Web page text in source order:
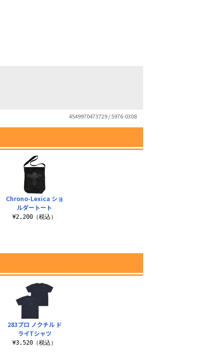
4549970473729 / 5976-0308
Chrono-Lexica ショ
ルダートート
¥2,200（税込）
283プロ ノクチル ド
ライTシャツ
¥3,520（税込）